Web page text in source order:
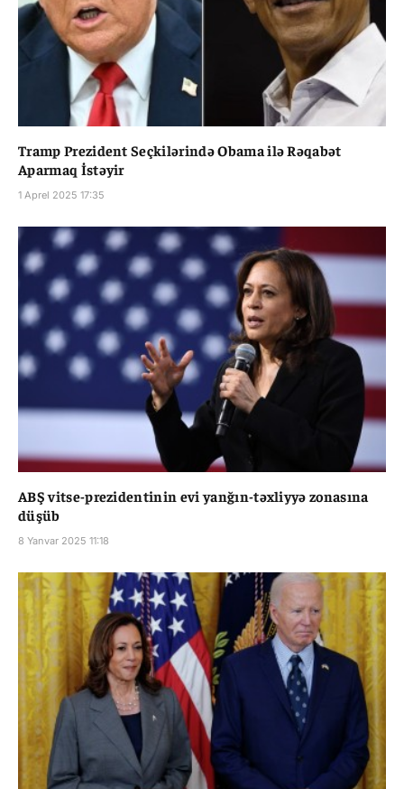
Tramp Prezident Seçkilərində Obama ilə Rəqabət
Aparmaq İstəyir
1 Aprel 2025 17:35
ABŞ vitse-prezidentinin evi yanğın-təxliyyə zonasına
düşüb
8 Yanvar 2025 11:18